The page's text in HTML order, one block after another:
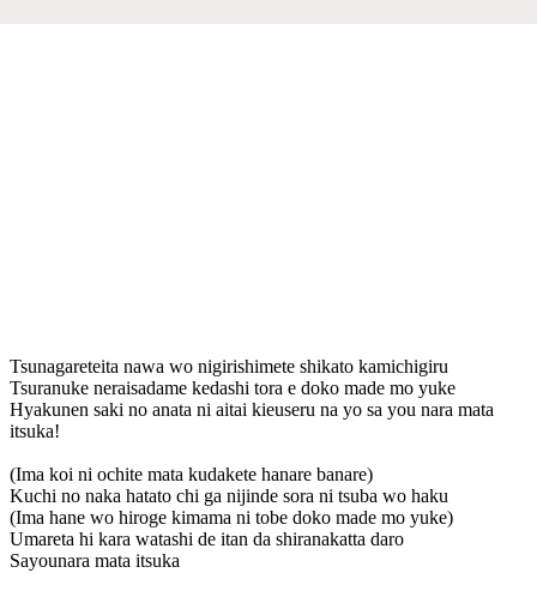
Tsunagareteita nawa wo nigirishimete shikato kamichigiru
Tsuranuke neraisadame kedashi tora e doko made mo yuke
Hyakunen saki no anata ni aitai kieuseru na yo sa you nara mata
itsuka!
(Ima koi ni ochite mata kudakete hanare banare)
Kuchi no naka hatato chi ga nijinde sora ni tsuba wo haku
(Ima hane wo hiroge kimama ni tobe doko made mo yuke)
Umareta hi kara watashi de itan da shiranakatta daro
Sayounara mata itsuka